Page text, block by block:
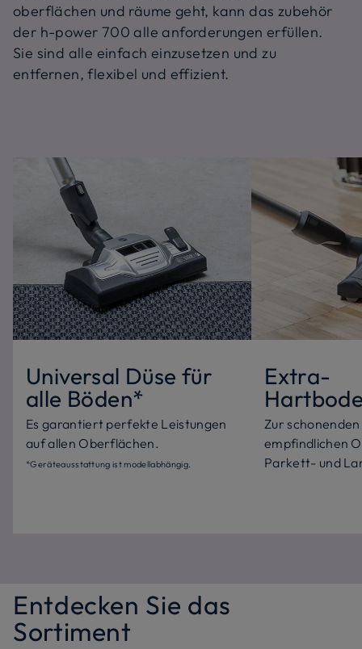
oberflächen und räume geht, kann das zubehör
der h-power 700 alle anforderungen erfüllen.
Sie sind alle einfach einzusetzen und zu
entfernen, flexibel und effizient.
Universal Düse für
alle Böden*
Es garantiert perfekte Leistungen
auf allen Oberflächen.
*Geräteausstattung ist modellabhängig.
Extra-
Zur
empfindlichen
Parkett- und
Entdecken Sie das
Sortiment